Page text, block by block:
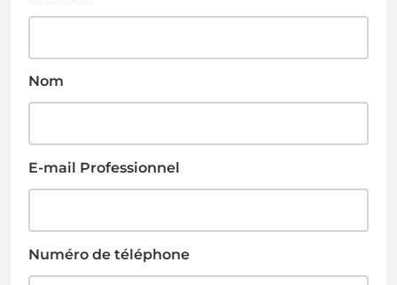
Nom
E-mail Professionnel
Numéro de téléphone